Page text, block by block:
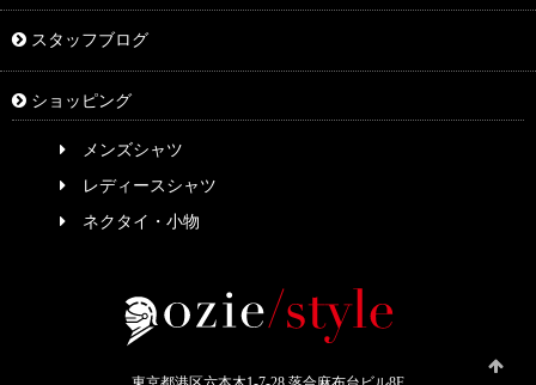
スタッフブログ
ショッピング
メンズシャツ
レディースシャツ
ネクタイ・小物